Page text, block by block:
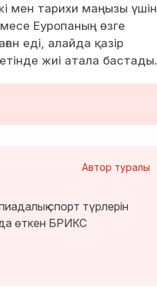
мен тарихи маңызы үшін
Еуропаның өзге
еді, алайда қазір
жиі атала бастады.
Автор туралы
спорт түрлерін
өткен БРИКС